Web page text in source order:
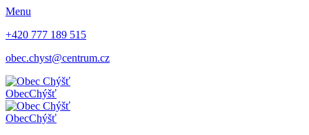
Menu
+420 777 189 515
obec.chyst@centrum.cz
ObecChýšť
ObecChýšť